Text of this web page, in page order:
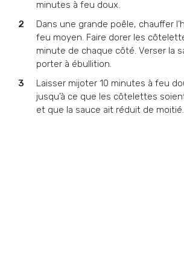
minutes à feu doux.
Dans une grande poêle, chauffer
feu moyen. Faire dorer les
minute de chaque côté. Verser la
porter à ébullition.
Laisser mijoter 10 minutes à feu
jusqu’à ce que les côtelettes
et que la sauce ait réduit de moitié.